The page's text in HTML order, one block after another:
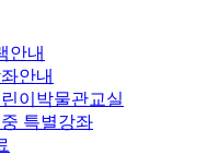
안내
안내
이박물관교실
특별강좌